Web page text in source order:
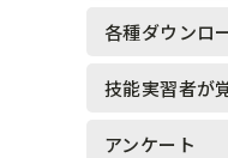
モルタル吹付工
植生基材吹付工
グラウンドア
その他
各種ダウンロ
技能実習者が
アンケート